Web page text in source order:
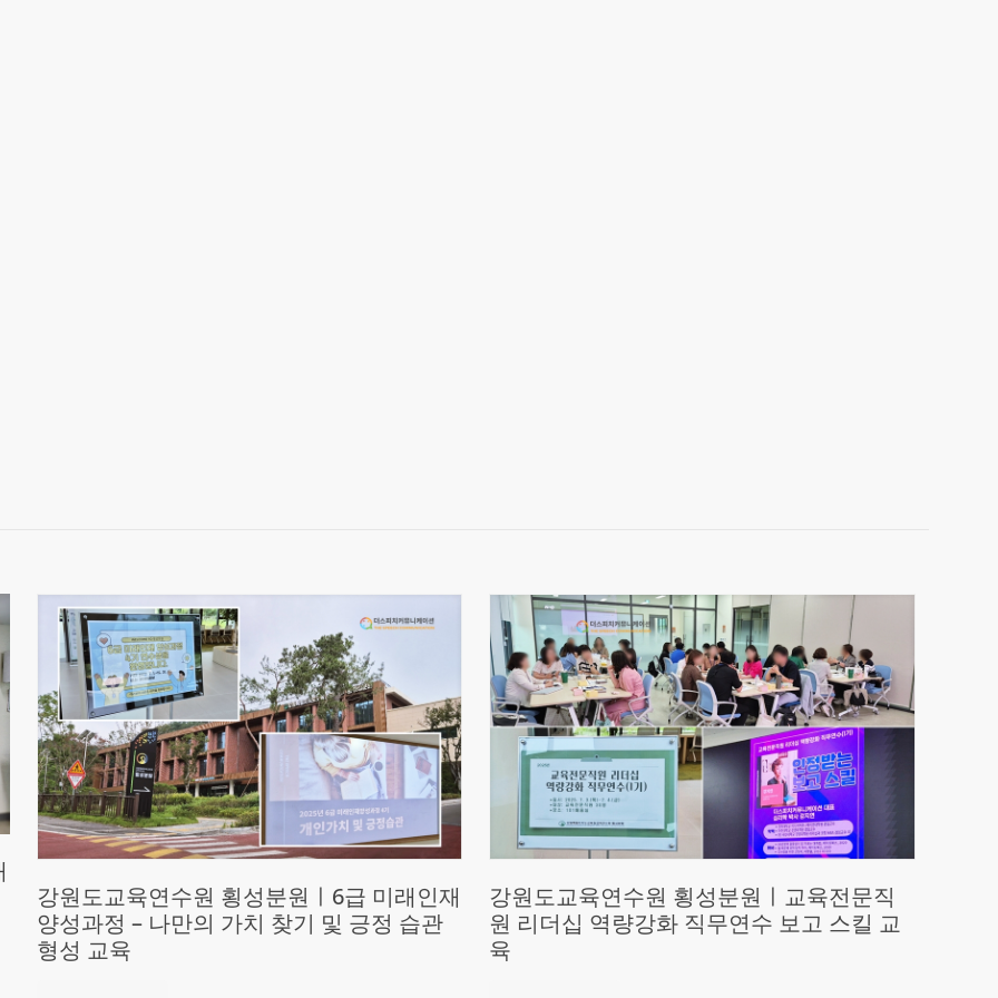
강원도교육연수원 횡성분원ㅣ6급 미래인재
양성과정 – 나만의 가치 찾기 및 긍정 습관
형성 교육
강원도교육연수원 횡성분원ㅣ교육전문직
원 리더십 역량강화 직무연수 보고 스킬 교
육